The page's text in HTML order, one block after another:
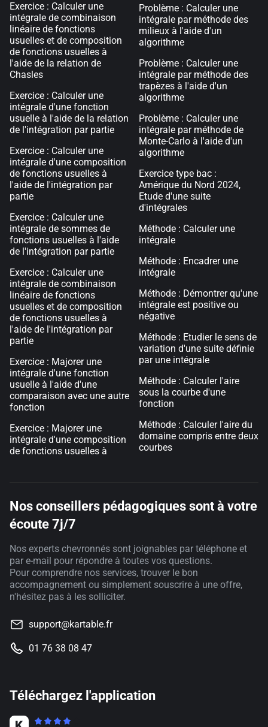
Exercice : Calculer une
intégrale de combinaison
linéaire de fonctions
usuelles et de composition
de fonctions usuelles à
l'aide de la relation de
Chasles
Exercice : Calculer une
intégrale d'une fonction
usuelle à l'aide de la relation
de l'intégration par partie
Exercice : Calculer une
intégrale d'une composition
de fonctions usuelles à
l'aide de l'intégration par
partie
Exercice : Calculer une
intégrale de sommes de
fonctions usuelles à l'aide
de l'intégration par partie
Exercice : Calculer une
intégrale de combinaison
linéaire de fonctions
usuelles et de composition
de fonctions usuelles à
l'aide de l'intégration par
partie
Exercice : Majorer une
intégrale d'une fonction
usuelle à l'aide d'une
comparaison avec une autre
fonction
Exercice : Majorer une
intégrale d'une composition
de fonctions usuelles à
Problème : Calculer une
intégrale par méthode des
milieux à l'aide d'un
algorithme
Problème : Calculer une
intégrale par méthode des
trapèzes à l'aide d'un
algorithme
Problème : Calculer une
intégrale par méthode de
Monte-Carlo à l'aide d'un
algorithme
Exercice type bac :
Amérique du Nord 2024,
Etude d'une suite
d'intégrales
Méthode : Calculer une
intégrale
Méthode : Encadrer une
intégrale
Méthode : Démontrer qu'une
intégrale est positive ou
négative
Méthode : Etudier le sens de
variation d'une suite définie
par une intégrale
Méthode : Calculer l'aire
sous la courbe d'une
fonction
Méthode : Calculer l'aire du
domaine compris entre deux
courbes
Nos conseillers pédagogiques sont à votre
écoute 7j/7
Nos experts chevronnés sont joignables par téléphone et
par e-mail pour répondre à toutes vos questions.
Pour comprendre nos services, trouver le bon
accompagnement ou simplement souscrire à une offre,
n'hésitez pas à les solliciter.
support@kartable.fr
01 76 38 08 47
Téléchargez l'application